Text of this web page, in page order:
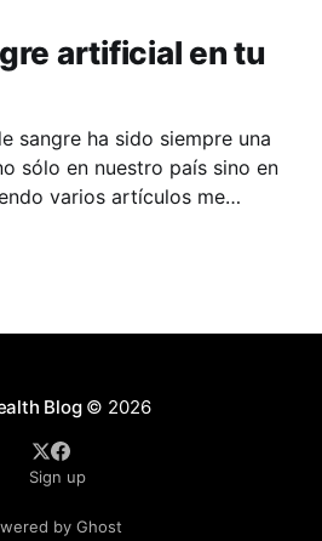
por
artificial en tu
sangre ha sido siempre una
sólo en nuestro país sino en
artículo
Blog© 2026
Sign up
by Ghost